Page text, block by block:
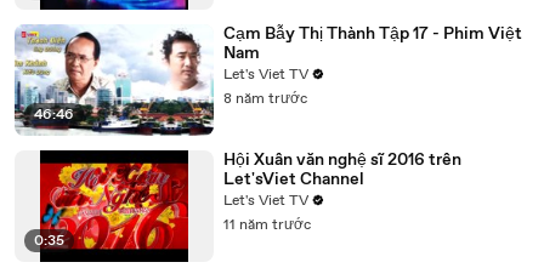
46:46
Cạm Bẫy Thị Thành Tập 17 - Phim Việt
Nam
Let's Viet TV
8 năm trước
0:35
Hội Xuân văn nghệ sĩ 2016 trên
Let'sViet Channel
Let's Viet TV
11 năm trước